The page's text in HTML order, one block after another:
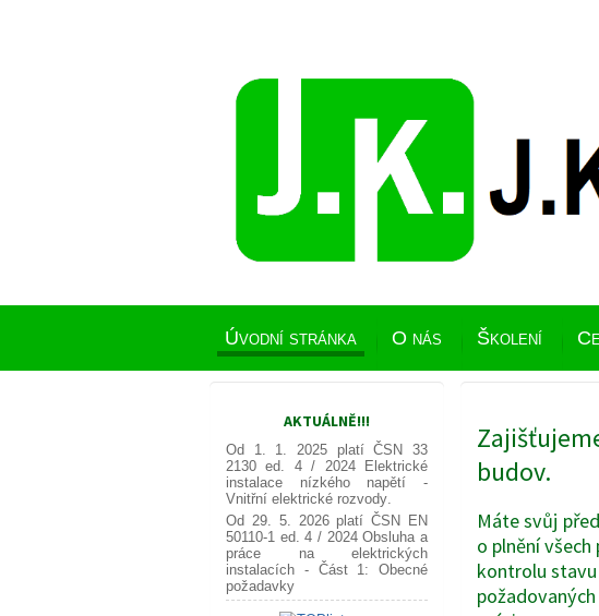
Úvodní stránka O nás Školení
budov.
Máte svůj
o plnění
kontrolu
AKTUÁLNĚ!!!
Od 1. 1. 2025 platí ČSN 33
2130 ed. 4 / 2024 Elektrické
instalace nízkého napětí -
Vnitřní elektrické rozvody
Od 29. 5. 2026 platí ČSN EN
50110-1 ed. 4 / 2024Obsluha a
práce na elektrických
instalacích - Část 1: Obecné
požadavky